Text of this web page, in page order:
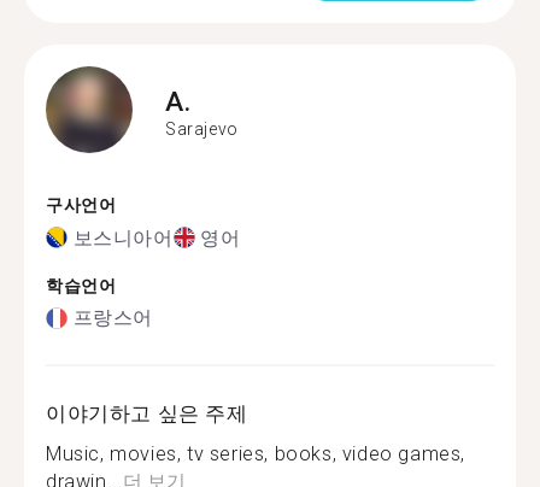
A.
Sarajevo
구사언어
보스니아어 영어
학습언어
프랑스어
이야기하고 싶은 주제
Music, movies, tv series, books, video games,
drawin...더 보기